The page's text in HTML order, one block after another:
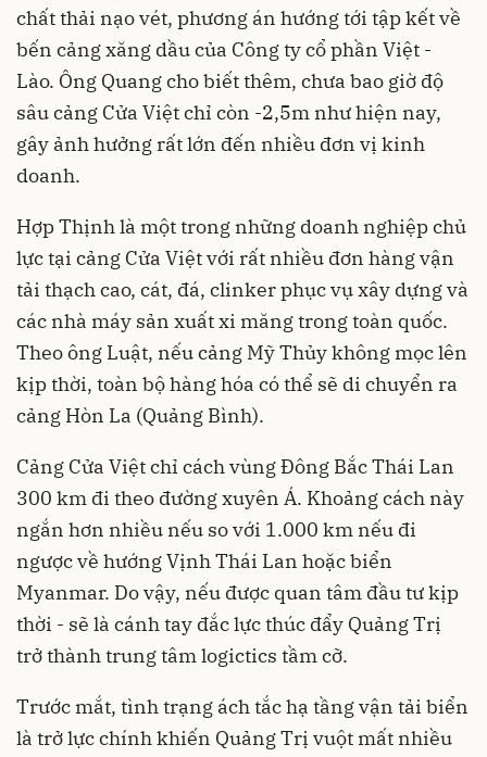
chất thải nạo vét, phương án hướng tới tập kết về
bến cảng xăng dầu của Công ty cổ phần Việt -
Lào. Ông Quang cho biết thêm, chưa bao giờ độ
sâu cảng Cửa Việt chỉ còn -2,5m như hiện nay,
gây ảnh hưởng rất lớn đến nhiều đơn vị kinh
doanh.
Hợp Thịnh là một trong những doanh nghiệp chủ
lực tại cảng Cửa Việt với rất nhiều đơn hàng vận
tải thạch cao, cát, đá, clinker phục vụ xây dựng và
các nhà máy sản xuất xi măng trong toàn quốc.
Theo ông Luật, nếu cảng Mỹ Thủy không mọc lên
kịp thời, toàn bộ hàng hóa có thể sẽ di chuyển ra
cảng Hòn La (Quảng Bình).
Cảng Cửa Việt chỉ cách vùng Đông Bắc Thái Lan
300 km đi theo đường xuyên Á. Khoảng cách này
ngắn hơn nhiều nếu so với 1.000 km nếu đi
ngược về hướng Vịnh Thái Lan hoặc biển
Myanmar. Do vậy, nếu được quan tâm đầu tư kịp
thời - sẽ là cánh tay đắc lực thúc đẩy Quảng Trị
trở thành trung tâm logictics tầm cỡ.
Trước mắt, tình trạng ách tắc hạ tầng vận tải biển
là trở lực chính khiến Quảng Trị vuột mất nhiều